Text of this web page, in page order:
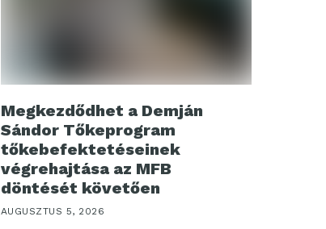
Megkezdődhet a Demján
Sándor Tőkeprogram
tőkebefektetéseinek
végrehajtása az MFB
döntését követően
AUGUSZTUS 5, 2026